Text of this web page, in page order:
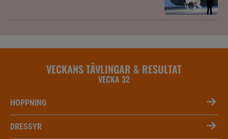
VECKANS TÄVLINGAR & RESULTAT
VECKA 32
HOPPNING
DRESSYR